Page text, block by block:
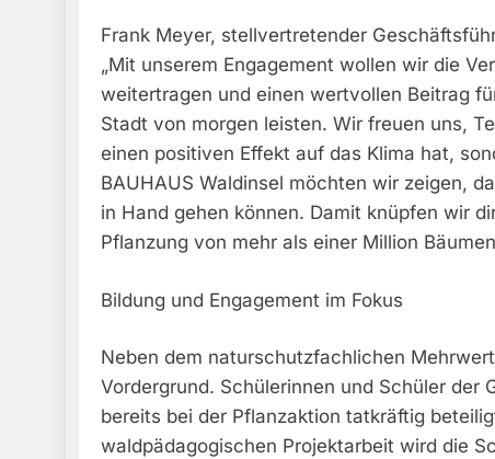
Frank Meyer, stellvertretender
„Mit unserem Engagement wollen wir die
weitertragen und einen wertvollen Beitrag
Stadt von morgen leisten. Wir freuen uns,
einen positiven Effekt auf das Klima hat,
BAUHAUS Waldinsel möchten wir zeigen,
in Hand gehen können. Damit knüpfen wir
Pflanzung von mehr als einer Million
Bildung und Engagement im Fokus
Neben dem naturschutzfachlichen
Vordergrund. Schülerinnen und Schüler der
bereits bei der Pflanzaktion tatkräftig
waldpädagogischen Projektarbeit wird die